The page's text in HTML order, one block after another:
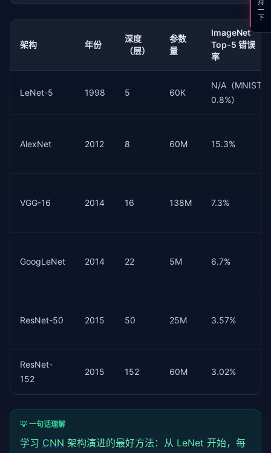
架构 年份
深度
（层）
参数
量
ImageNet
Top-5 错误
率
LeNet-5 1998 5 60K
N/A（MNIST
0.8%）
AlexNet 2012 8 60M 15.3%
VGG-16 2014 16 138M 7.3%
GoogLeNet 2014 22 5M 6.7%
ResNet-50 2015 50 25M 3.57%
ResNet-
152
2015 152 60M 3.02%
💡 一句话理解
学习 CNN 架构演进的最好方法：从 LeNet 开始，每